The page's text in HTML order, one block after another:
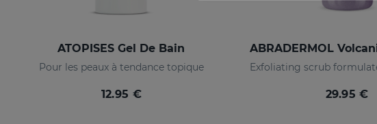
ATOPISES Gel De Bain
Pour les peaux à tendance topique
12.95 € 29.95 €